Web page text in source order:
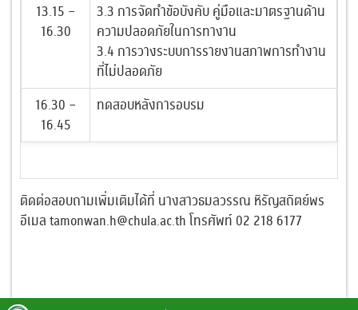
13.15 –
16.30
3.3 การจัดทำข้อบังคับ คู่มือและมาตรฐานด้าน
ความปลอดภัยในการทางาน
3.4 การวางระบบการรายงานสภาพการทำงาน
ที่ไม่ปลอดภัย
16.30 –
16.45
ทดสอบหลังการอบรม
ติดต่อสอบถามเพิ่มเติมได้ที่ นางสาวธมลวรรณ หิรัญสถิตย์พร
อีเมล tamonwan.h@chula.ac.th โทรศัพท์ 02 218 6177